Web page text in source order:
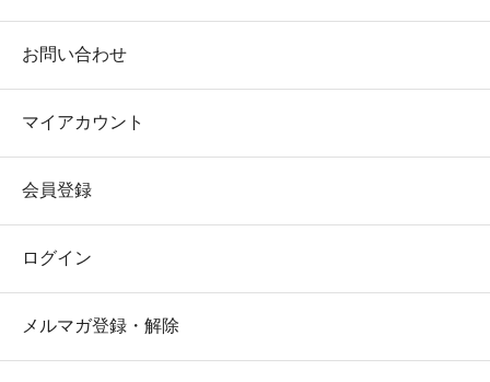
お問い合わせ
マイアカウント
会員登録
ログイン
メルマガ登録・解除